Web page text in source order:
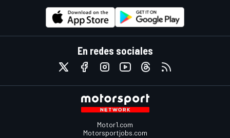
En redes sociales
Motor1.com
Motorsportjobs.com